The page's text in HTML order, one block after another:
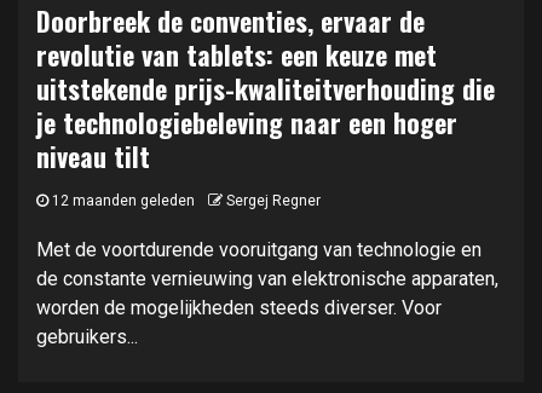
Doorbreek de conventies, ervaar de
revolutie van tablets: een keuze met
uitstekende prijs-kwaliteitverhouding die
je technologiebeleving naar een hoger
niveau tilt
12 maanden geleden Sergej Regner
Met de voortdurende vooruitgang van technologie en
de constante vernieuwing van elektronische apparaten,
worden de mogelijkheden steeds diverser. Voor
gebruikers...